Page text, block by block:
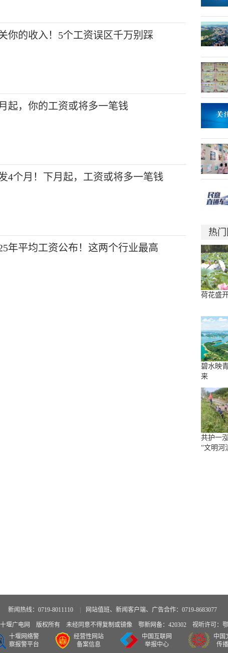
你的收入！5个工资误区千万别踩
起，你的工资或将多一笔钱
4个月！下月起，工资或将多一笔钱
年平均工资公布！这两个行业最高
热
荷花盛
碧水映
来
共护一
“文明河
新闻热线：0719-8011110 网站值班、新闻客户端、广告合作：0719-8683077
堰广电网 版权所有 未经同意不得复制或镜像 鄂新网备：420302 视听许可：
十堰网络警
察报警平台
经营性网站
备案信息
中国互联网
举报中心
中国
传